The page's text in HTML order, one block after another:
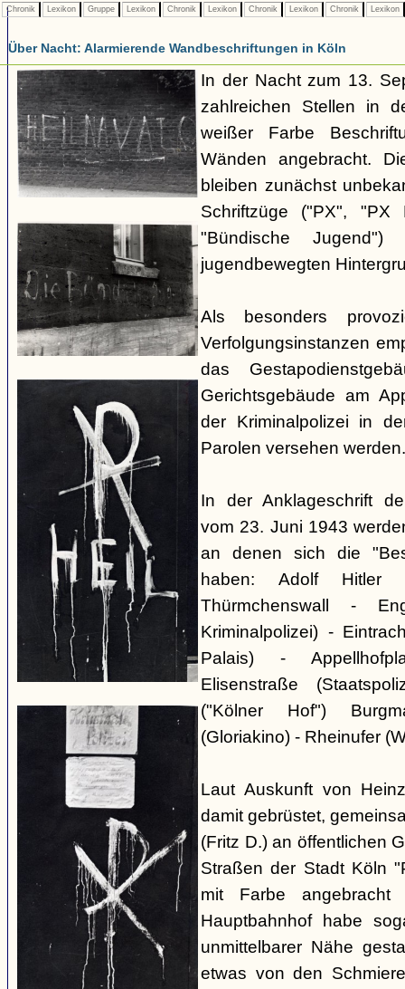
Chronik Lexikon Gruppe Lexikon Chronik Lexikon Chronik Lexikon Chronik Lexikon
Über Nacht: Alarmierende Wandbeschriftungen in Köln
In der Nacht zum 13.
zahlreichen Stellen in
weißer Farbe
Wänden angebracht.
bleiben zunächst
Schriftzüge ("PX",
"Bündische
jugendbewegten
Als besonders
Verfolgungsinstanzen
das
Gerichtsgebäude am
der Kriminalpolizei in
Parolen versehen werden.
In der Anklageschrift
vom 23. Juni 1943
an denen sich die
haben: Adolf
Thürmchenswall -
Kriminalpolizei) -
Palais) -
Elisenstraße
("Kölner Hof")
(Gloriakino) - Rheinufer
Laut Auskunft von
damit gebrüstet,
(Fritz D.) an öffentlichen
Straßen der Stadt Köln
mit Farbe
Hauptbahnhof habe
unmittelbarer Nähe
etwas von den